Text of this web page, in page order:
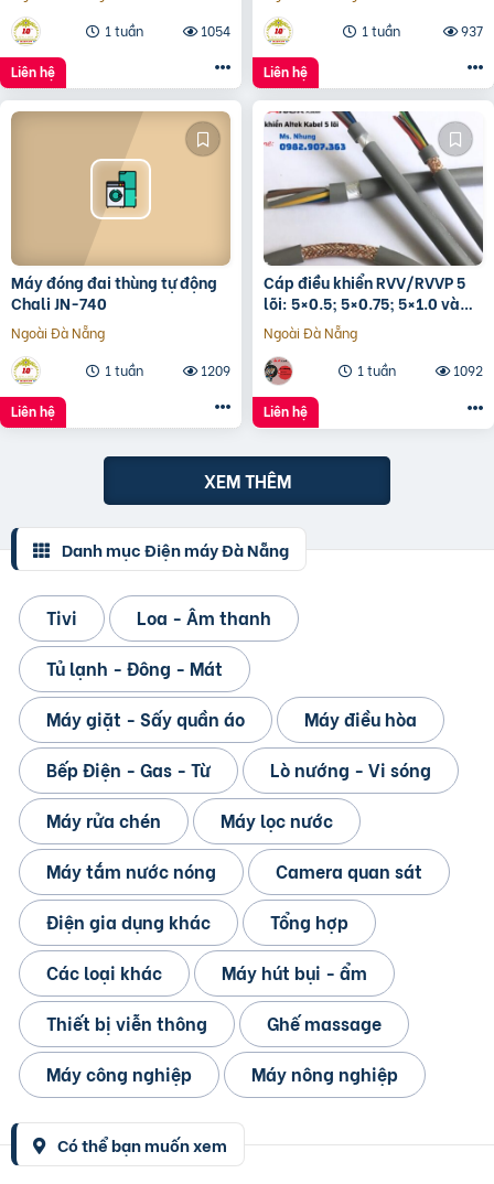
1 tuần
1054
Liên hệ
1 tuần
937
Liên hệ
Máy đóng đai thùng tự động
Chali JN-740
Ngoài Đà Nẵng
1 tuần
1209
Liên hệ
Cáp điều khiển RVV/RVVP 5
lõi: 5×0.5; 5×0.75; 5×1.0 và
5×1.5
Ngoài Đà Nẵng
1 tuần
1092
Liên hệ
XEM THÊM
Danh mục Điện máy Đà Nẵng
Tivi
Loa - Âm thanh
Tủ lạnh - Đông - Mát
Máy giặt - Sấy quần áo
Máy điều hòa
Bếp Điện - Gas - Từ
Lò nướng - Vi sóng
Máy rửa chén
Máy lọc nước
Máy tắm nước nóng
Camera quan sát
Điện gia dụng khác
Tổng hợp
Các loại khác
Máy hút bụi - ẩm
Thiết bị viễn thông
Ghế massage
Máy công nghiệp
Máy nông nghiệp
Có thể bạn muốn xem